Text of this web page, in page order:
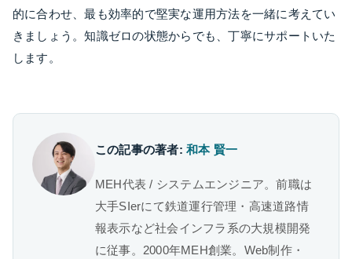
的に合わせ、最も効率的で堅実な運用方法を一緒に考えてい
きましょう。知識ゼロの状態からでも、丁寧にサポートいた
します。
この記事の著者:和本 賢一
MEH代表 / システムエンジニア。前職は
大手SIerにて鉄道運行管理・高速道路情
報表示など社会インフラ系の大規模開発
に従事。2000年MEH創業。Web制作・